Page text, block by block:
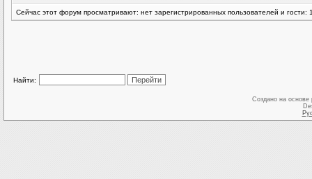
Сейчас этот форум просматривают: нет зарегистрированных пользователей и гости:
Найти:
Создано на основе